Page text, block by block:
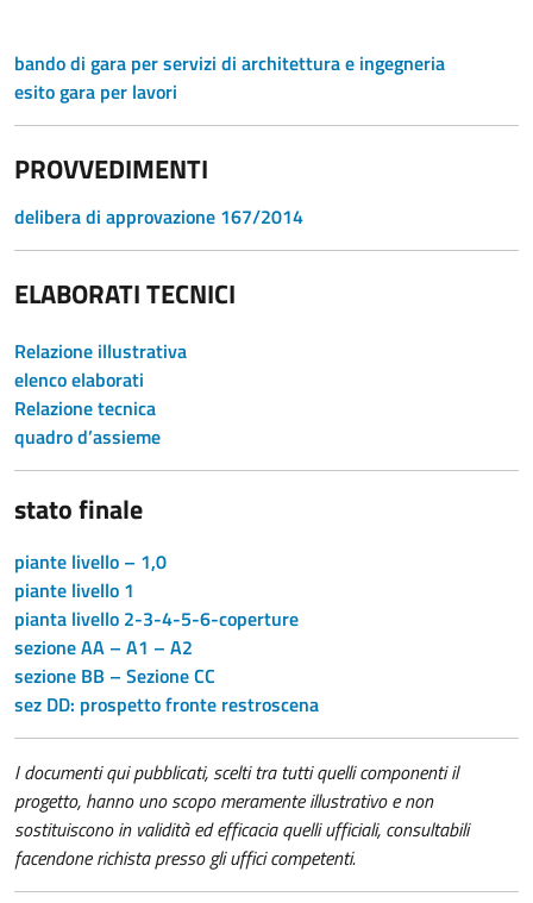
bando di gara per servizi di architettura e ingegneria
esito gara per lavori
PROVVEDIMENTI
delibera di approvazione 167/2014
ELABORATI TECNICI
Relazione illustrativa
elenco elaborati
Relazione tecnica
quadro d’assieme
stato finale
piante livello – 1,0
piante livello 1
pianta livello 2-3-4-5-6-coperture
sezione AA – A1 – A2
sezione BB – Sezione CC
sez DD: prospetto fronte restroscena
I documenti qui pubblicati, scelti tra tutti quelli componenti il
progetto, hanno uno scopo meramente illustrativo e non
sostituiscono in validità ed efficacia quelli ufficiali, consultabili
facendone richista presso gli uffici competenti.